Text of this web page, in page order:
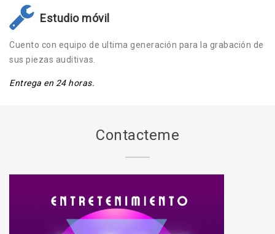
Estudio móvil
Cuento con equipo de ultima generación para la grabación de
sus piezas auditivas.
Entrega en 24 horas.
Contacteme